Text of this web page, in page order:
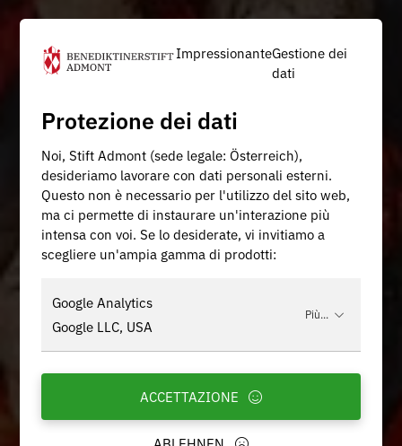
ImpressionanteGestione dei
dati
Protezione dei dati
Noi, Stift Admont (sede legale: Österreich),
desideriamo lavorare con dati personali esterni.
Questo non è necessario per l'utilizzo del sito web,
ma ci permette di instaurare un'interazione più
intensa con voi. Se lo desiderate, vi invitiamo a
scegliere un'ampia gamma di prodotti:
Google Analytics
Google LLC, USA
Più...
ACCETTAZIONE